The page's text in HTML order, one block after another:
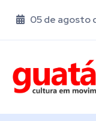
05 de agosto